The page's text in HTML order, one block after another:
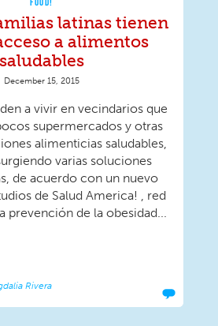
latinas tienen
a alimentos
saludables
December 15, 2015
a vivir en vecindarios que
supermercados y otras
alimenticias saludables,
varias soluciones
de acuerdo con un nuevo
de Salud America! , red
prevención de la obesidad...
Rivera